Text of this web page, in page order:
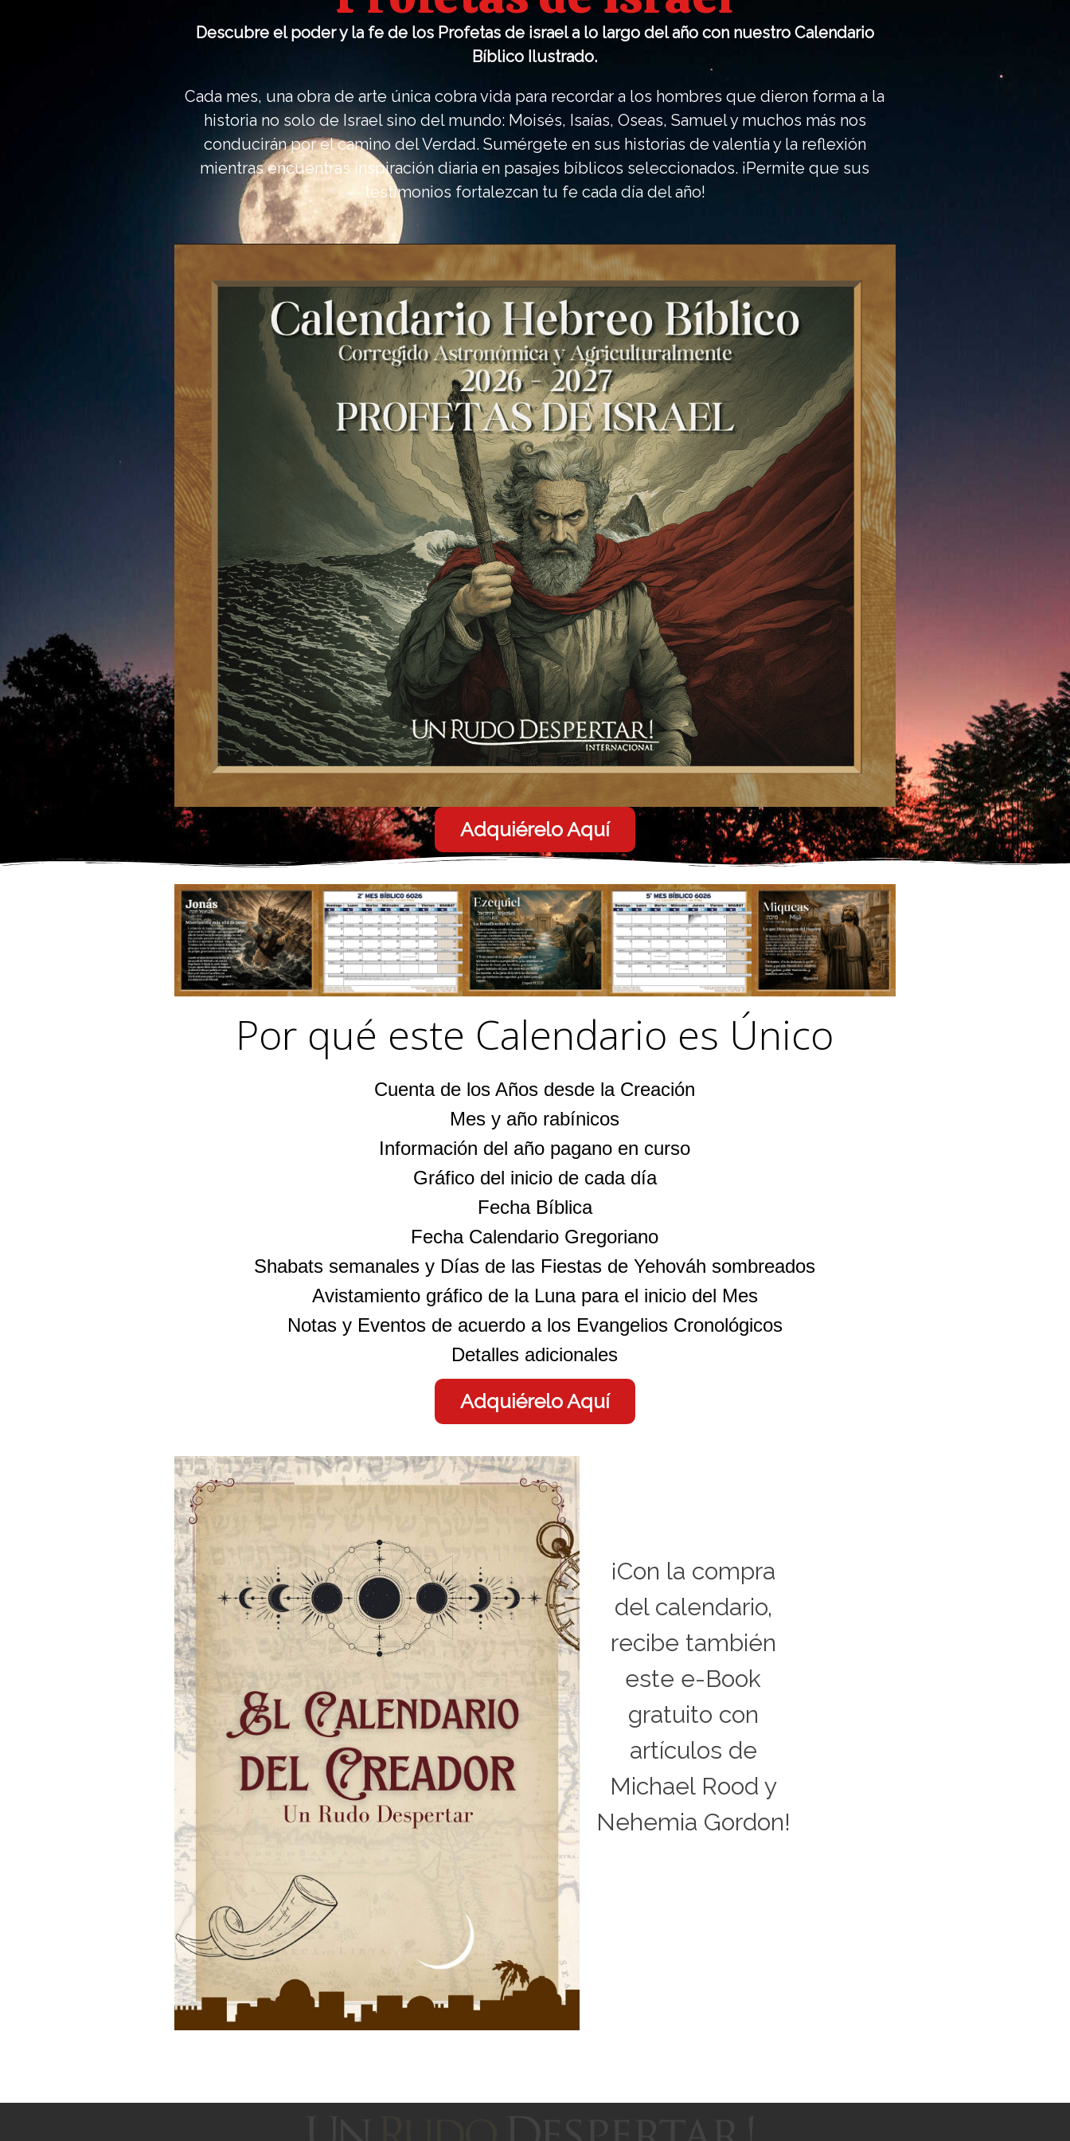
Calendario
Hebreo Bíblico
2026-2027
Disponible ahora
Descubre el poder y la fe de los Profetas de israel a lo largo del año con nuestro Calendario
Bíblico Ilustrado.
Cada mes, una obra de arte única cobra vida para recordar a los hombres que dieron forma a la
historia no solo de Israel sino del mundo: Moisés, Isaías, Oseas, Samuel y muchos más nos
conducirán por el camino del Verdad. Sumérgete en sus historias de valentía y la reflexión
mientras encuentras inspiración diaria en pasajes bíblicos seleccionados. ¡Permite que sus
testimonios fortalezcan tu fe cada día del año!
Adquiérelo Aquí
Por qué este Calendario es Único
Cuenta de los Años desde la Creación
Mes y año rabínicos
Información del año pagano en curso
Gráfico del inicio de cada día
Fecha Bíblica
Fecha Calendario Gregoriano
Shabats semanales y Días de las Fiestas de Yehováh sombreados
Avistamiento gráfico de la Luna para el inicio del Mes
Notas y Eventos de acuerdo a los Evangelios Cronológicos
Detalles adicionales
Adquiérelo Aquí
¡Con la compra
del calendario,
recibe también
este e-Book
gratuito con
artículos de
Michael Rood y
Nehemia Gordon!​